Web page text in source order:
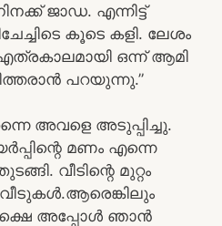
ജാഡ. എന്നിട്ട്
കൂടെ കളി. ലേശം
ഒന്ന് ആമി
പറയുന്നു.”
അവളെ അടുപ്പിച്ചു.
മണം എന്നെ
വീടിന്റെ മുറ്റം
അപ്പോൾ ഞാൻ